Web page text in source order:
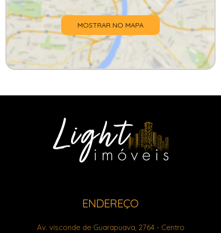
MOSTRAR NO MAPA
ENDEREÇO
Av. visconde de Guarapuava, 2764- Centro